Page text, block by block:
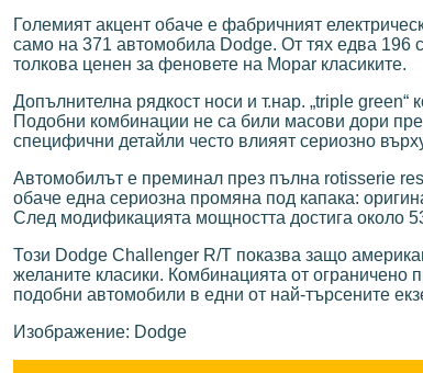
Големият акцент обаче е фабричният
само на 371 автомобила Dodge. От тях едва 196
толкова ценен за феновете на Mopar класиките.
Допълнителна рядкост носи и т.нар. „triple
Подобни комбинации не са били масови дори
специфични детайли често влияят сериозно
Автомобилът е преминал през пълна rotisserie
обаче една сериозна промяна под капака:
След модификацията мощността достига около
Този Dodge Challenger R/T показва защо
желаните класики. Комбинацията от
подобни автомобили в едни от най-търсените
Изображение: Dodge